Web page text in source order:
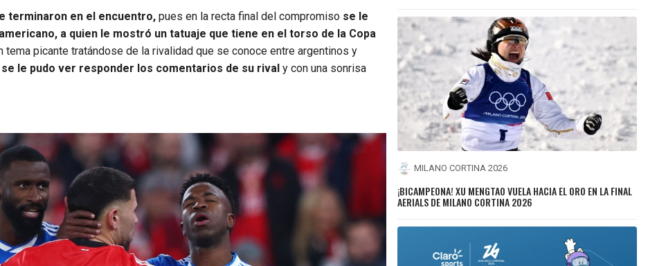
terminaron en el encuentro, pues en la recta final del compromiso se le
a quien le mostró un tatuaje que tiene en el torso de la Copa
tema picante tratándose de la rivalidad que se conoce entre argentinos y
le pudo ver responder los comentarios de su rival y con una sonrisa
MILANO CORTINA 2026
¡BICAMPEONA! XU MENGTAO VUELA HACIA EL ORO EN LA FINAL
AERIALS DE MILANO CORTINA 2026